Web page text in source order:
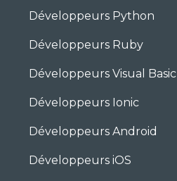
Développeurs Python
Développeurs Ruby
Développeurs Visual Basic
Développeurs Ionic
Développeurs Android
Développeurs iOS